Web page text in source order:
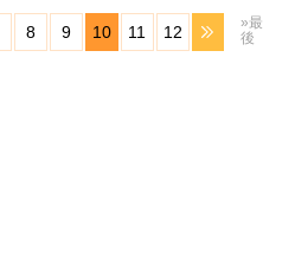
8 9 10 11 12
»最
後